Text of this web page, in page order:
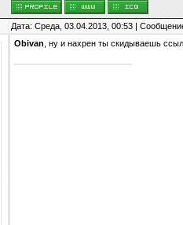
Дата: Среда, 03.04.2013, 00:53 |
Obivan , ну и нахрен ты скидываешь